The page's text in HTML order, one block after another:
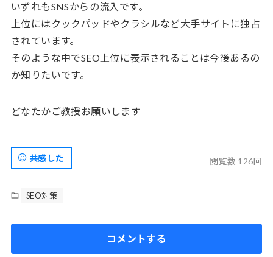
いずれもSNSからの流入です。
上位にはクックパッドやクラシルなど大手サイトに独占
されています。
そのような中でSEO上位に表示されることは今後あるの
か知りたいです。
どなたかご教授お願いします
閲覧数 126回
共感した
SEO対策
コメントする